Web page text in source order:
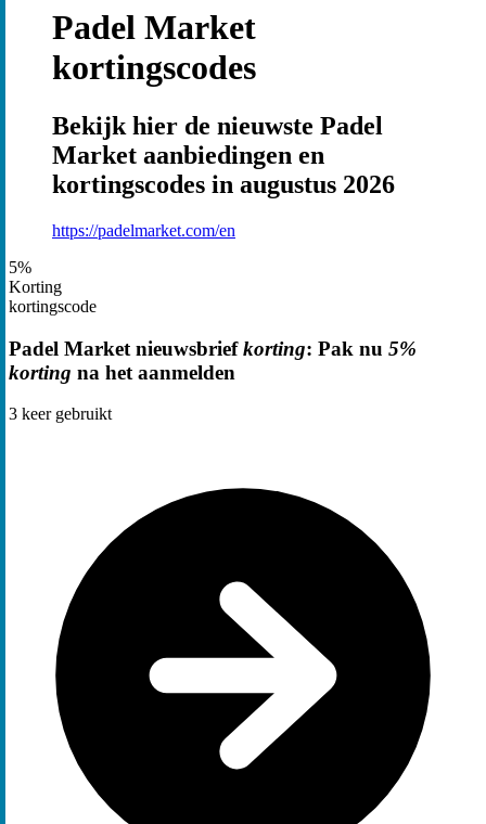
Padel Market
kortingscodes
Bekijk hier de nieuwste Padel
Market aanbiedingen en
kortingscodes in augustus 2026
https://padelmarket.com/en
5%
Korting
kortingscode
Padel Market nieuwsbriefkorting: Pak nu 5%
korting na het aanmelden
3 keer gebruikt